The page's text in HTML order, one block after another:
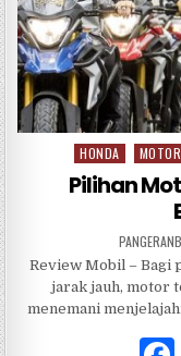
Posted
in
HONDA MOTOR
Pilihan
Review Mobil – Bagi
jarak jauh, motor
menemani